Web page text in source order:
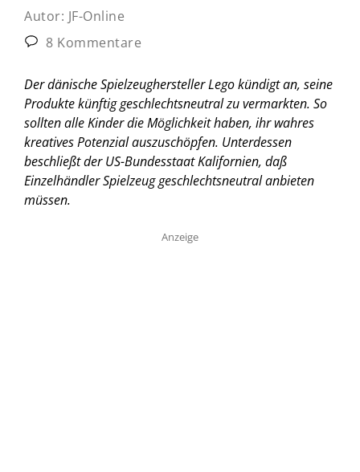
Autor: JF-Online
8 Kommentare
Der dänische Spielzeughersteller Lego kündigt an, seine
Produkte künftig geschlechtsneutral zu vermarkten. So
sollten alle Kinder die Möglichkeit haben, ihr wahres
kreatives Potenzial auszuschöpfen. Unterdessen
beschließt der US-Bundesstaat Kalifornien, daß
Einzelhändler Spielzeug geschlechtsneutral anbieten
müssen.
Anzeige